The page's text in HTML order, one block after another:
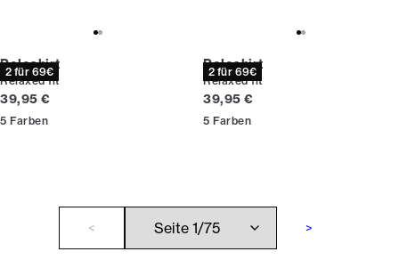
2 für 69€
Poloshirt
Relaxed fit
Preis
39,95 €
5 Farben
2 für 69€
Poloshirt
Relaxed fit
Preis
39,95 €
5 Farben